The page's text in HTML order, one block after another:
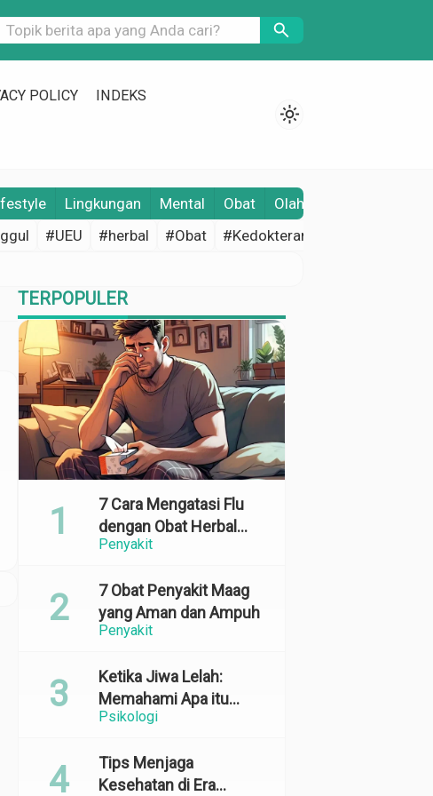
search
POLICY INDEKS
light_mode
Lingkungan Mental Obat Olahraga
#UEU #herbal #Obat #Kedokteran
TERPOPULER
Penyakit
7 Cara Mengatasi Flu
dengan Obat Herbal
yang Ampuh dan
Penyakit
7 Obat Penyakit Maag
yang Aman dan Ampuh
Psikologi
Ketika Jiwa Lelah:
Memahami Apa itu
Emotional Exhaustion
Tips Menjaga
Kesehatan di Era